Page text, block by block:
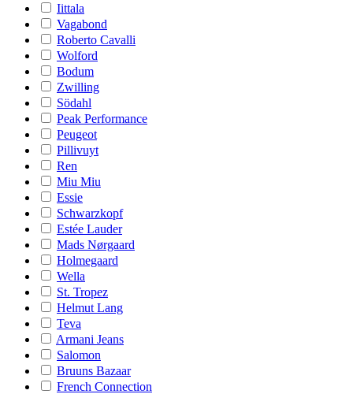
Iittala
Vagabond
Roberto Cavalli
Wolford
Bodum
Zwilling
Södahl
Peak Performance
Peugeot
Pillivuyt
Ren
Miu Miu
Essie
Schwarzkopf
Estée Lauder
Mads Nørgaard
Holmegaard
Wella
St. Tropez
Helmut Lang
Teva
Armani Jeans
Salomon
Bruuns Bazaar
French Connection